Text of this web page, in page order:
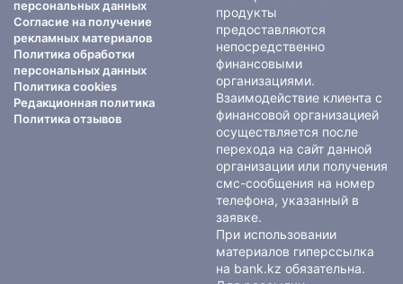
персональных данных
Согласие на получение
рекламных материалов
Политика обработки
персональных данных
Политика cookies
Редакционная политика
Политика отзывов
продукты
предоставляются
непосредственно
финансовыми
организациями.
Взаимодействие клиента с
финансовой организацией
осуществляется после
перехода на сайт данной
организации или получения
смс-сообщения на номер
телефона, указанный в
заявке.
При использовании
материалов гиперссылка
на bank.kz обязательна.